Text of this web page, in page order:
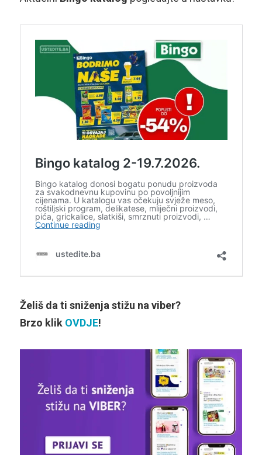
Želiš da ti sniženja stižu na viber?
Brzo klik OVDJE!